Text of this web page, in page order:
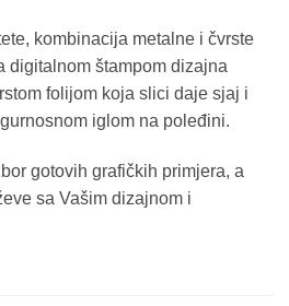
kombinacija metalne i čvrste
digitalnom štampom dizajna
folijom koja slici daje sjaj i
iglom na poleđini.
gotovih grafičkih primjera, a
sa Vašim dizajnom i